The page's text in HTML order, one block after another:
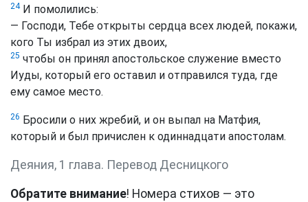
24И помолились:
— Господи, Тебе открыты сердца всех людей, покажи,
кого Ты избрал из этих двоих,
25 чтобы он принял апостольское служение вместо
Иуды, который его оставил и отправился туда, где
ему самое место.
26 Бросили о них жребий, и он выпал на Матфия,
который и был причислен к одиннадцати апостолам.
Деяния, 1 глава. Перевод Десницкого
Обратите внимание! Номера стихов — это